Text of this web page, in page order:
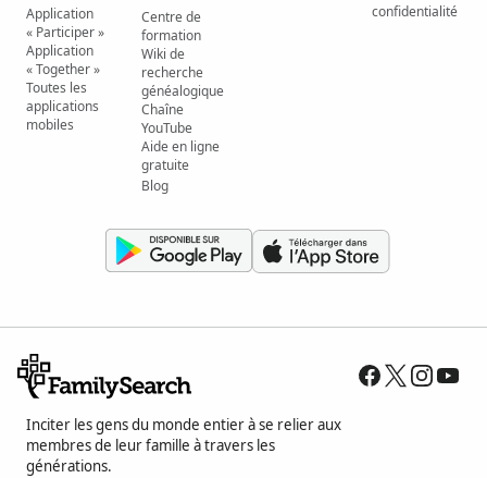
Application
« Participer »
Application
« Together »
Toutes les
applications
mobiles
Centre de
formation
Wiki de
recherche
généalogique
Chaîne
YouTube
Aide en ligne
gratuite
Blog
confidentialité
Inciter les gens du monde entier à se relier aux
membres de leur famille à travers les
générations.